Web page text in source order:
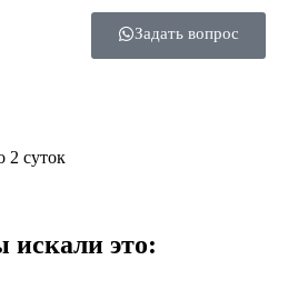
Задать вопрос
2 суток
искали это: